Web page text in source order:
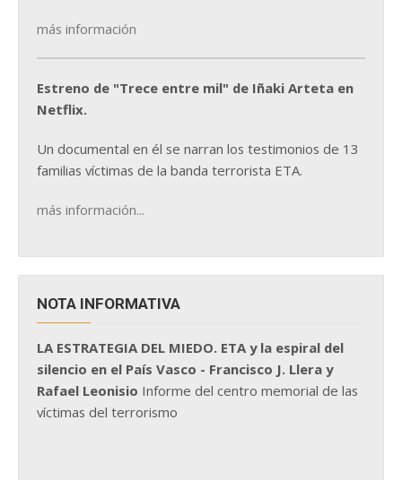
más información
Estreno de "Trece entre mil" de Iñaki Arteta en
Netflix.
Un documental en él se narran los testimonios de 13
familias víctimas de la banda terrorista ETA.
más información...
NOTA INFORMATIVA
LA ESTRATEGIA DEL MIEDO. ETA y la espiral del
silencio en el País Vasco - Francisco J. Llera y
Rafael Leonisio Informe del centro memorial de las
víctimas del terrorismo